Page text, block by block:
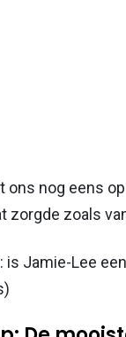
ons nog eens
zorgde zoals
is Jamie-Lee